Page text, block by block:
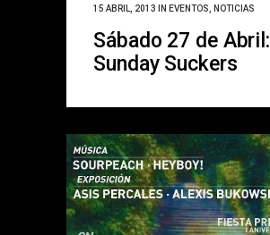
15 ABRIL, 2013 IN EVENTOS, NOTICIAS
Sábado 27 de Abril:
Sunday Suckers